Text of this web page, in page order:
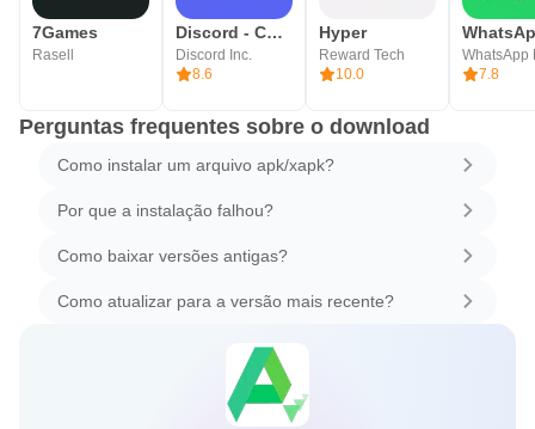
7Games
Rasell
Discord - Converse e Jogue
Discord Inc.
8.6
Hyper
Reward Tech
10.0
WhatsApp
7.8
Perguntas frequentes sobre o download
Como instalar um arquivo apk/xapk?
Por que a instalação falhou?
Como baixar versões antigas?
Como atualizar para a versão mais recente?